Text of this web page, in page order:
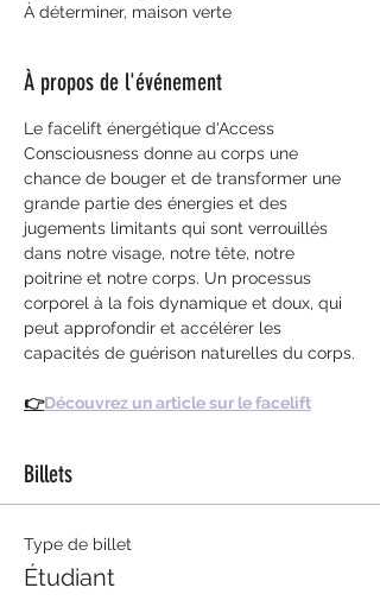
À déterminer, maison verte
À propos de l'événement
Le facelift énergétique d'Access
Consciousness donne au corps une
chance de bouger et de transformer une
grande partie des énergies et des
jugements limitants qui sont verrouillés
dans notre visage, notre tête, notre
poitrine et notre corps. Un processus
corporel à la fois dynamique et doux, qui
peut approfondir et accélérer les
capacités de guérison naturelles du corps.
👉Découvrez un article sur le facelift
Billets
Type de billet
Étudiant